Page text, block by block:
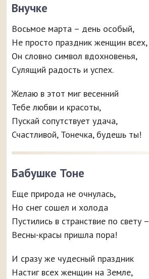
Внучке
Восьмое марта – день особый,
Не просто праздник женщин всех,
Он словно символ вдохновенья,
Сулящий радость и успех.
Желаю в этот миг весенний
Тебе любви и красоты,
Пускай сопутствует удача,
Счастливой, Тонечка, будешь ты!
Бабушке Тоне
Еще природа не очнулась,
Но снег сошел и холода
Пустились в странствие по свету –
Весны-красы пришла пора!
И сразу же чудесный праздник
Настиг всех женщин на Земле,